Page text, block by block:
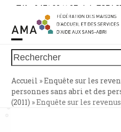
Skip
content
Tél. : 0471 38 11 37 | |
Rechercher
Open
mobile
menu
Close
mobile
menu
Accueil »Enquête sur les
personnes sans abri et des
(2011) »Enquête sur les